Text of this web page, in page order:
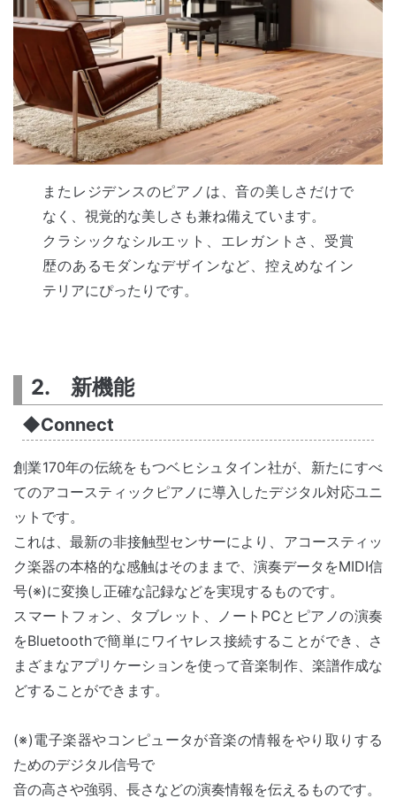
またレジデンスのピアノは、音の美しさだけで
なく、視覚的な美しさも兼ね備えています。
クラシックなシルエット、エレガントさ、受賞
歴のあるモダンなデザインなど、控えめなイン
テリアにぴったりです。
2. 新機能
◆Connect
創業170年の伝統をもつベヒシュタイン社が、新たにすべ
てのアコースティックピアノに導入したデジタル対応ユニ
ットです。
これは、最新の非接触型センサーにより、アコースティッ
ク楽器の本格的な感触はそのままで、演奏データをMIDI信
号(※)に変換し正確な記録などを実現するものです。
スマートフォン、タブレット、ノートPCとピアノの演奏
をBluetoothで簡単にワイヤレス接続することができ、さ
まざまなアプリケーションを使って音楽制作、楽譜作成な
どすることができます。
(※)電子楽器やコンピュータが音楽の情報をやり取りする
ためのデジタル信号で
音の高さや強弱、長さなどの演奏情報を伝えるものです。